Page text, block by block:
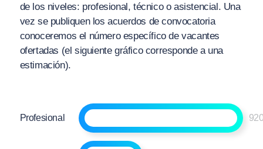
de los niveles: profesional, técnico o asistencial. Una
vez se publiquen los acuerdos de convocatoria
conoceremos el número específico de vacantes
ofertadas (el siguiente gráfico corresponde a una
estimación).
Profesional